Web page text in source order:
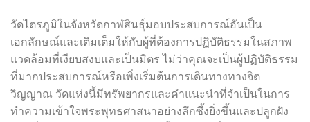
วัดไตรภูมิในจังหวัดกาฬสินธุ์มอบประสบการณ์อันเป็น
เอกลักษณ์และเติมเต็มให้กับผู้ที่ต้องการปฏิบัติธรรมในสภาพ
แวดล้อมที่เงียบสงบและเป็นมิตร ไม่ว่าคุณจะเป็นผู้ปฏิบัติธรรม
ที่มากประสบการณ์หรือเพิ่งเริ่มต้นการเดินทางทางจิต
วิญญาณ วัดแห่งนี้มีทรัพยากรและคำแนะนำที่จำเป็นในการ
ทำความเข้าใจพระพุทธศาสนาอย่างลึกซึ้งยิ่งขึ้นและปลูกฝัง